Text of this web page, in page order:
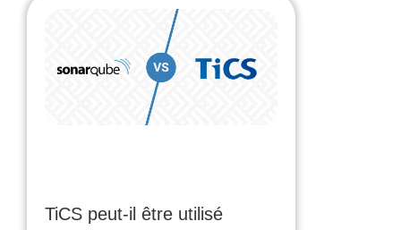
TiCS peut-il être utilisé